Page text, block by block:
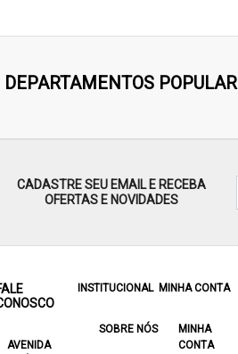
DEPARTAMENTOS
CADASTRE SEU EMAIL E RECEBA
OFERTAS E NOVIDADES
AVENIDA
INSTITUCIONAL
SOBRE NÓS
MINHA CONTA
MINHA
CONTA